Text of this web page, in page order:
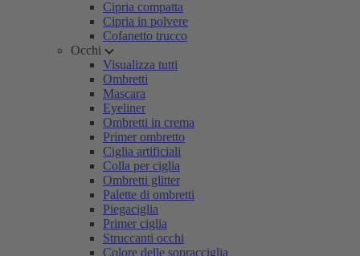
Cipria compatta
Cipria in polvere
Cofanetto trucco
Occhi
Visualizza tutti
Ombretti
Mascara
Eyeliner
Ombretti in crema
Primer ombretto
Ciglia artificiali
Colla per ciglia
Ombretti glitter
Palette di ombretti
Piegaciglia
Primer ciglia
Struccanti occhi
Colore delle sopracciglia